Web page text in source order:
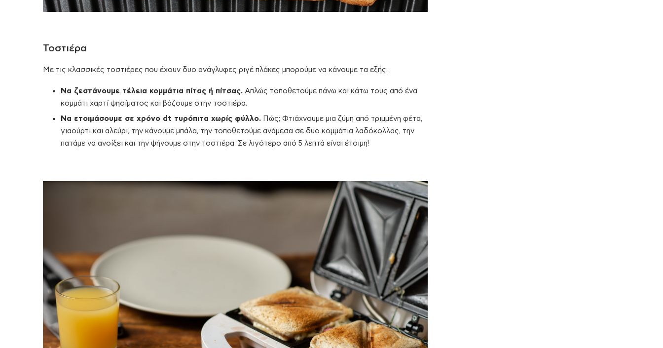
Τοστιέρα
Με τις κλασσικές τοστιέρες που έχουν δυο ανάγλυφες ριγέ πλάκες μπορούμε να κάνουμε τα εξής:
Να ζεστάνουμε τέλεια κομμάτια πίτας ή πίτσας. Απλώς τοποθετούμε πάνω και κάτω τους από ένα
κομμάτι χαρτί ψησίματος και βάζουμε στην τοστιέρα.
Να ετοιμάσουμε σε χρόνο dt τυρόπιτα χωρίς φύλλο. Πώς; Φτιάχνουμε μια ζύμη από τριμμένη φέτα,
γιαούρτι και αλεύρι, την κάνουμε μπάλα, την τοποθετούμε ανάμεσα σε δυο κομμάτια λαδόκολλας, την
πατάμε να ανοίξει και την ψήνουμε στην τοστιέρα. Σε λιγότερο από 5 λεπτά είναι έτοιμη!